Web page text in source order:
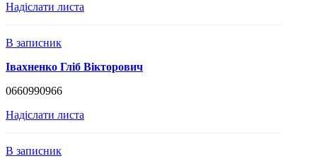
Надіслати листа
В записник
Івахненко Гліб Вікторович
0660990966
Надіслати листа
В записник